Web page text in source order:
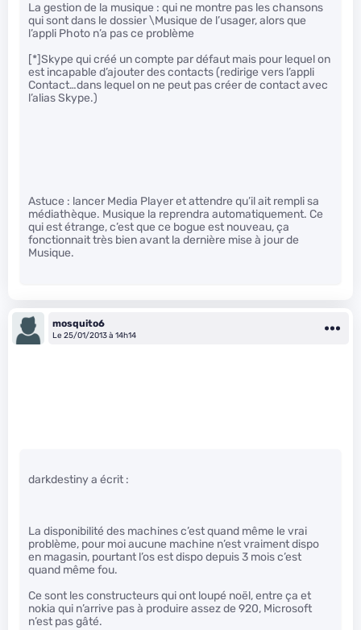
La gestion de la musique : qui ne montre pas les chansons
qui sont dans le dossier \Musique de l’usager, alors que
l’appli Photo n’a pas ce problème
[*]Skype qui créé un compte par défaut mais pour lequel on
est incapable d’ajouter des contacts (redirige vers l’appli
Contact…dans lequel on ne peut pas créer de contact avec
l’alias Skype.)
Astuce : lancer Media Player et attendre qu’il ait rempli sa
médiathèque. Musique la reprendra automatiquement. Ce
qui est étrange, c’est que ce bogue est nouveau, ça
fonctionnait très bien avant la dernière mise à jour de
Musique.
mosquito6
Le 25/01/2013 à 14h14
darkdestiny a écrit :
La disponibilité des machines c’est quand même le vrai
problème, pour moi aucune machine n’est vraiment dispo
en magasin, pourtant l’os est dispo depuis 3 mois c’est
quand même fou.
Ce sont les constructeurs qui ont loupé noël, entre ça et
nokia qui n’arrive pas à produire assez de 920, Microsoft
n’est pas gâté.